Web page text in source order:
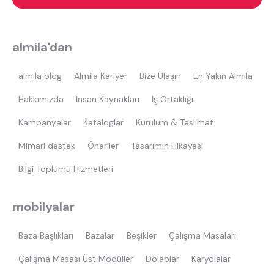
almila'dan
almila blog Almila Kariyer Bize Ulaşın En Yakın Almila
Hakkımızda İnsan Kaynakları İş Ortaklığı
Kampanyalar Kataloglar Kurulum & Teslimat
Mimari destek Öneriler Tasarımın Hikayesi
Bilgi Toplumu Hizmetleri
mobilyalar
Baza Başlıkları Bazalar Beşikler Çalışma Masaları
Çalışma Masası Üst Modüller Dolaplar Karyolalar